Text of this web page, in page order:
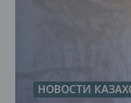
НОВОСТИ